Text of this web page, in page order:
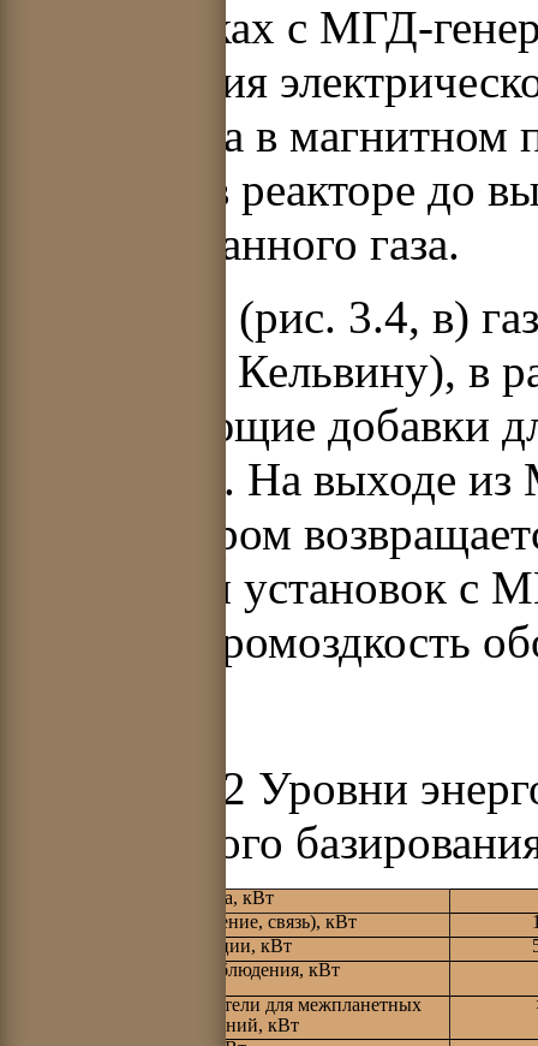
В установках с МГД-
возбуждения
проводника в
нагретый в реакторе до
ионизированного газа.
В реакторе (рис. 3.4, в)
3000 К (по Кельвину), в
ионизирующие добавки
ионизации. На выходе из
циркулятором
недостатки установок
(~10%) и громоздкость
Таблица 3.2 Уровни
космического
Навигация и метеослужба, кВт
Коммуникации (телевидение, связь), кВт
Радиолокационные станции, кВт
Спутники разведки и наблюдения, кВт
Ядерные ракетные двигатели для межпланетных
и орбитальных перемещений, кВт